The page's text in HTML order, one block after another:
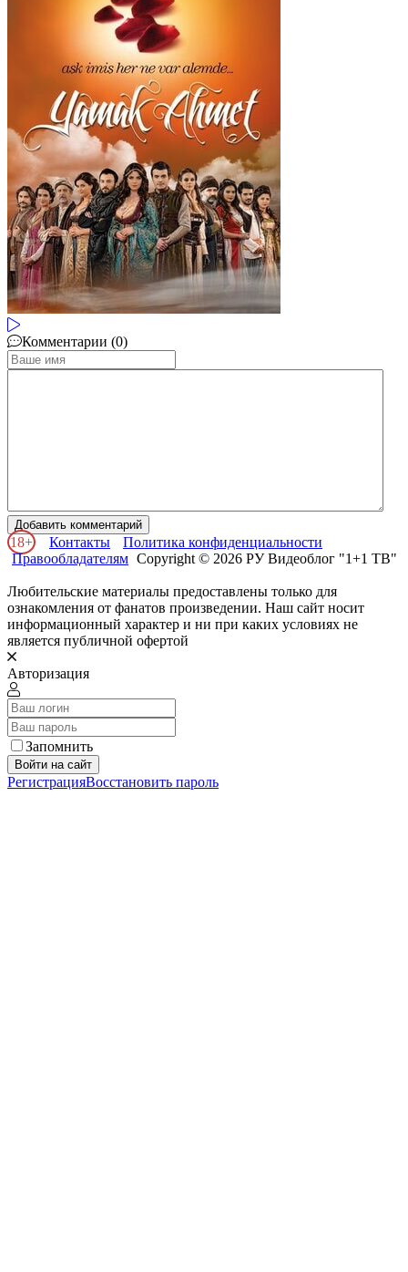
Комментарии (0)
Добавить комментарий
18+ Контакты
Политика конфиденциальности
Правообладателям Copyright © 2026 РУ Видеоблог "1+1 ТВ"
Любительские материалы предоставлены только для
ознакомления от фанатов произведении. Наш сайт носит
информационный характер и ни при каких условиях не
является публичной офертой
Авторизация
Запомнить
Войти на сайт
РегистрацияВосстановить пароль